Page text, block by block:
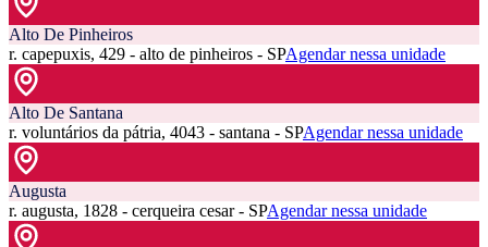
Alto De Pinheiros
r. capepuxis, 429 - alto de pinheiros - SPAgendar nessa unidade
Alto De Santana
r. voluntários da pátria, 4043 - santana - SPAgendar nessa unidade
Augusta
r. augusta, 1828 - cerqueira cesar - SPAgendar nessa unidade